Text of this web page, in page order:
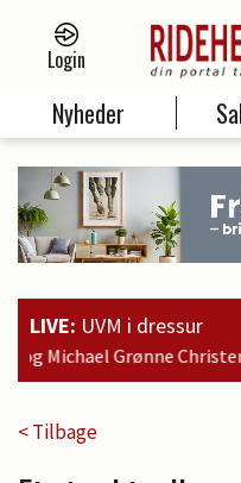
Login
Nyheder
LIVE: UVM i dressur
nr. 2 i B-finalen og er
< Tilbage